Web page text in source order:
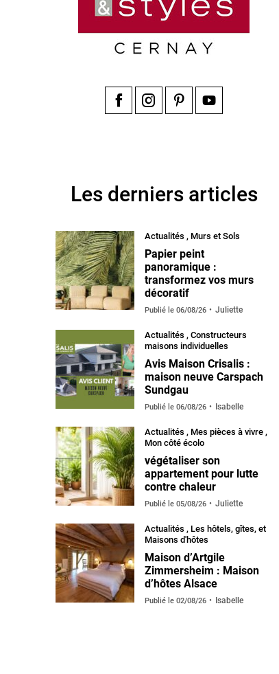
Les derniers articles
Actualités , Murs et Sols
Papier peint
panoramique :
transformez vos murs
décoratif
Publié le 06/08/26 Juliette
Actualités , Constructeurs
maisons individuelles
Avis Maison Crisalis :
maison neuve Carspach
Sundgau
Publié le 06/08/26 Isabelle
Actualités , Mes pièces à vivre ,
Mon côté écolo
végétaliser son
appartement pour lutte
contre chaleur
Publié le 05/08/26 Juliette
Actualités , Les hôtels, gîtes, et
Maisons d'hôtes
Maison d’Artgile
Zimmersheim : Maison
d’hôtes Alsace
Publié le 02/08/26 Isabelle